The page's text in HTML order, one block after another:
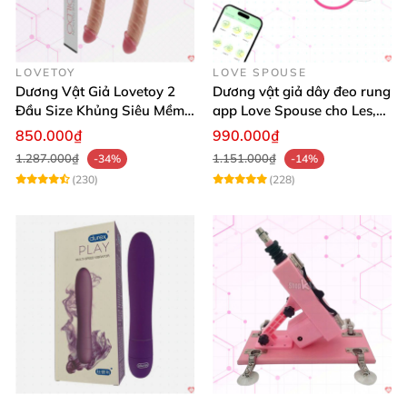
LOVETOY
Dương Vật Giả Lovetoy 2
Đầu Size Khủng Siêu Mềm
Kích Thích Les
850.000₫
1.287.000₫
-34%
(230)
LOVE SPOUSE
Dương vật giả dây đeo rung
app Love Spouse cho Les,
đồng tính nữ
990.000₫
1.151.000₫
-14%
(228)